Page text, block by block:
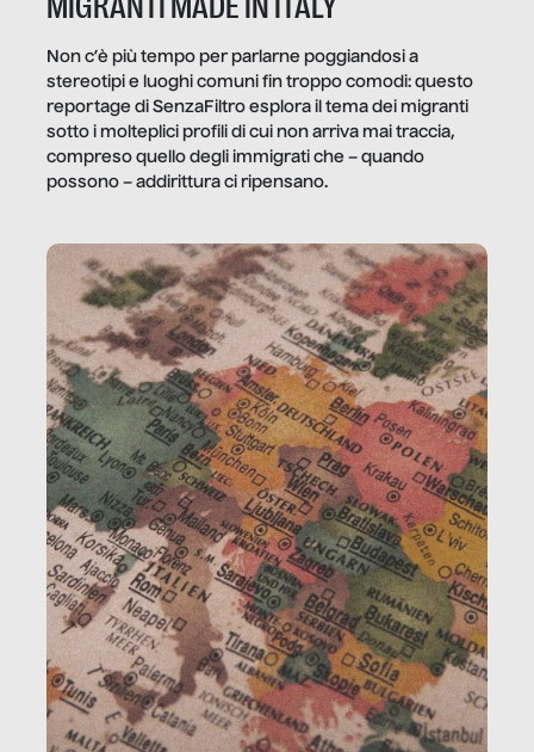
Non c’è più tempo per parlarne poggiandosi a
stereotipi e luoghi comuni fin troppo comodi: questo
reportage di SenzaFiltro esplora il tema dei migranti
sotto i molteplici profili di cui non arriva mai traccia,
compreso quello degli immigrati che – quando
possono – addirittura ci ripensano.